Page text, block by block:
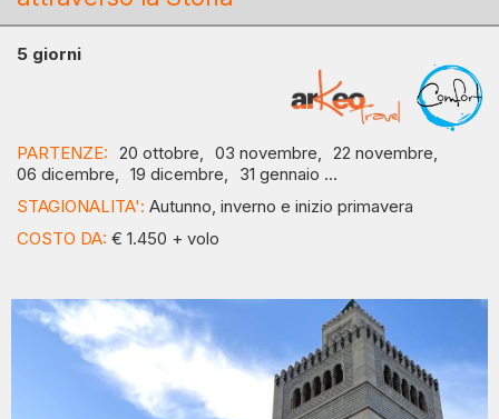
5 giorni
PARTENZE: 20 ottobre, 03 novembre, 22 novembre,
06 dicembre, 19 dicembre,
31 gennaio ...
STAGIONALITA': Autunno, inverno e inizio primavera
COSTO DA: € 1.450 + volo